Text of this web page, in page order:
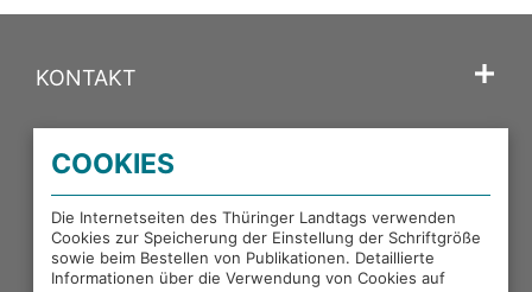
KONTAKT
PORTALE DES THÜRINGER LANDTAGS
EXTERNE LINKS
COOKIES
Die Internetseiten des Thüringer Landtags verwenden
Cookies zur Speicherung der Einstellung der Schriftgröße
sowie beim Bestellen von Publikationen. Detaillierte
Informationen über die Verwendung von Cookies auf